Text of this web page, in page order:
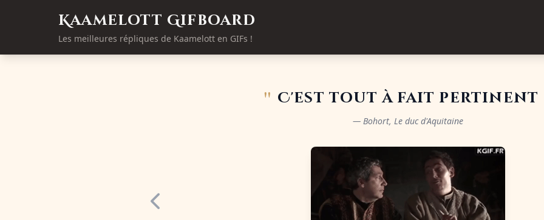
Kaamelott Gifboard
Les meilleures répliques de Kaamelott en GIFs !
" C'est tout à fait pertinent
— Bohort, Le duc d'Aquitaine